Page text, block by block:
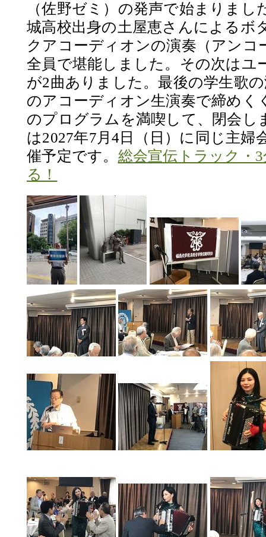
（佐野ゼミ）の発声で始まりまし
城高校出身の土屋恵さんによるボ
クアコーディオンの演奏（アンコ
全員で堪能しました。その次はユ
が2曲ありました。最後の学生歌
のアコーディオン生演奏で締めく
のプログラムを満喫して、閉会し
は2027年7月4日（日）に同じ主婦
催予定です。 総会宣伝トラック・
る！